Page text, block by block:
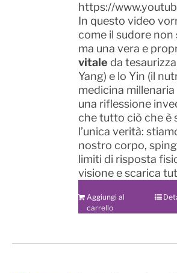
https://
In questo video
come il sudore non
ma una vera e
vitale da
Yang) e lo Yin (il
medicina
una riflessione
che tutto ciò che è
l’unica verità:
nostro corpo,
limiti di risposta
visione e scarica
Aggiungi al
carrello